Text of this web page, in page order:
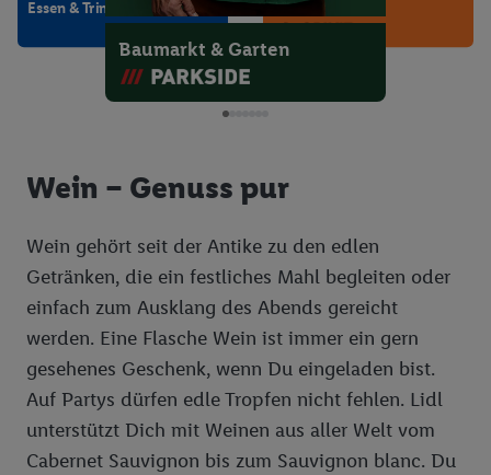
Brasserie Bordelaise
Tradition & Innovation
Restaurant
SVGAR
Baumarkt & Garten
Sport & Freizeit
Essen & Trinken
Wein – Genuss pur
Wein gehört seit der Antike zu den edlen
Getränken, die ein festliches Mahl begleiten oder
einfach zum Ausklang des Abends gereicht
werden. Eine Flasche Wein ist immer ein gern
gesehenes Geschenk, wenn Du eingeladen bist.
Auf Partys dürfen edle Tropfen nicht fehlen. Lidl
unterstützt Dich mit Weinen aus aller Welt vom
Cabernet Sauvignon bis zum Sauvignon blanc. Du